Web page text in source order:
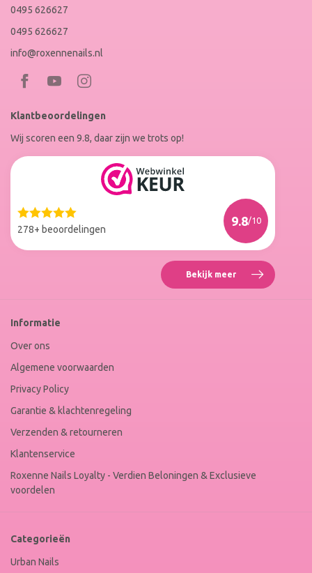
0495 626627
0495 626627
info@roxennenails.nl
Bezoek
Facebook
op
Instagram
Klantbeoordelingen
Wij scoren een 9.8, daar zijn we trots op!
278+ beoordelingen
9.8/10
Web
Winkel
Bekijk meer Reviews
Roxenne
Informatie
Over ons
Algemene voorwaarden
Privacy Policy
Garantie & klachtenregeling
Verzenden & retourneren
Klantenservice
Roxenne Nails Loyalty - Verdien Beloningen & Exclusieve
voordelen
Categorieën
Urban Nails